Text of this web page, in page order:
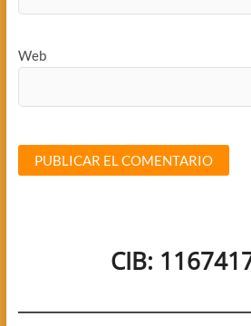
Web
CIB: